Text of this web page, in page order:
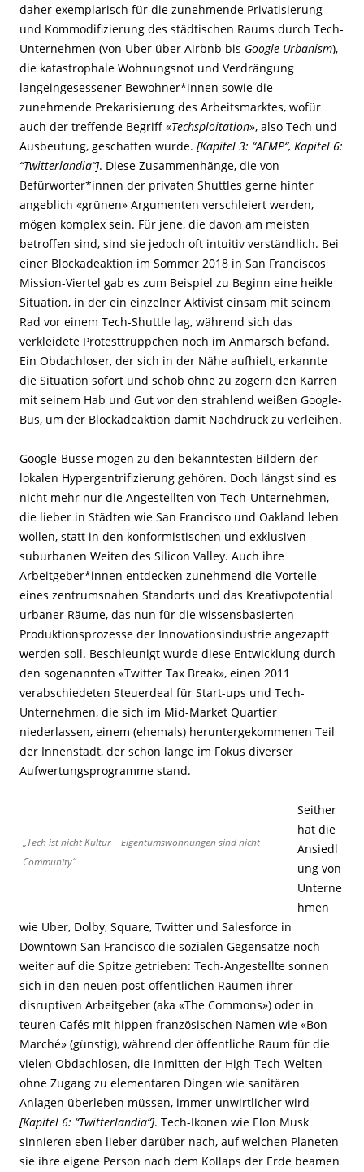
daher exemplarisch für die zunehmende Privatisierung
und Kommodifizierung des städtischen Raums durch Tech-
Unternehmen (von Uber über Airbnb bis Google Urbanism),
die katastrophale Wohnungsnot und Verdrängung
langeingesessener Bewohner*innen sowie die
zunehmende Prekarisierung des Arbeitsmarktes, wofür
auch der treffende Begriff «Techsploitation», also Tech und
Ausbeutung, geschaffen wurde. [Kapitel 3: “AEMP“, Kapitel 6:
“Twitterlandia“]. Diese Zusammenhänge, die von
Befürworter*innen der privaten Shuttles gerne hinter
angeblich «grünen» Argumenten verschleiert werden,
mögen komplex sein. Für jene, die davon am meisten
betroffen sind, sind sie jedoch oft intuitiv verständlich. Bei
einer Blockadeaktion im Sommer 2018 in San Franciscos
Mission-Viertel gab es zum Beispiel zu Beginn eine heikle
Situation, in der ein einzelner Aktivist einsam mit seinem
Rad vor einem Tech-Shuttle lag, während sich das
verkleidete Protesttrüppchen noch im Anmarsch befand.
Ein Obdachloser, der sich in der Nähe aufhielt, erkannte
die Situation sofort und schob ohne zu zögern den Karren
mit seinem Hab und Gut vor den strahlend weißen Google-
Bus, um der Blockadeaktion damit Nachdruck zu verleihen.
Google-Busse mögen zu den bekanntesten Bildern der
lokalen Hypergentrifizierung gehören. Doch längst sind es
nicht mehr nur die Angestellten von Tech-Unternehmen,
die lieber in Städten wie San Francisco und Oakland leben
wollen, statt in den konformistischen und exklusiven
suburbanen Weiten des Silicon Valley. Auch ihre
Arbeitgeber*innen entdecken zunehmend die Vorteile
eines zentrumsnahen Standorts und das Kreativpotential
urbaner Räume, das nun für die wissensbasierten
Produktionsprozesse der Innovationsindustrie angezapft
werden soll. Beschleunigt wurde diese Entwicklung durch
den sogenannten «Twitter Tax Break», einen 2011
verabschiedeten Steuerdeal für Start-ups und Tech-
Unternehmen, die sich im Mid-Market Quartier
niederlassen, einem (ehemals) heruntergekommenen Teil
der Innenstadt, der schon lange im Fokus diverser
Aufwertungsprogramme stand.
„Tech ist nicht Kultur – Eigentumswohnungen sind nicht
Community“
Seither
hat die
Ansiedl
ung von
Unterne
hmen
wie Uber, Dolby, Square, Twitter und Salesforce in
Downtown San Francisco die sozialen Gegensätze noch
weiter auf die Spitze getrieben: Tech-Angestellte sonnen
sich in den neuen post-öffentlichen Räumen ihrer
disruptiven Arbeitgeber (aka «The Commons») oder in
teuren Cafés mit hippen französischen Namen wie «Bon
Marché» (günstig), während der öffentliche Raum für die
vielen Obdachlosen, die inmitten der High-Tech-Welten
ohne Zugang zu elementaren Dingen wie sanitären
Anlagen überleben müssen, immer unwirtlicher wird
[Kapitel 6: “Twitterlandia“]. Tech-Ikonen wie Elon Musk
sinnieren eben lieber darüber nach, auf welchen Planeten
sie ihre eigene Person nach dem Kollaps der Erde beamen